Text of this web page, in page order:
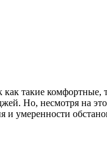
такие
Но, несмотря на
умеренности